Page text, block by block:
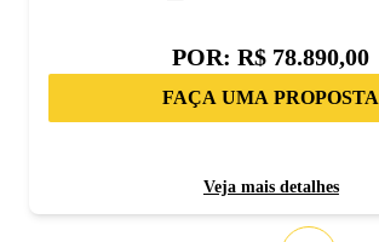
POR:R$ 78.890,00
FAÇA UMA PROPOSTA
Veja mais detalhes